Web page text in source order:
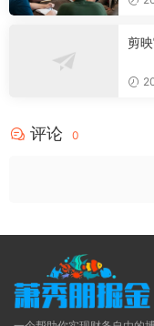
剪
评论 0